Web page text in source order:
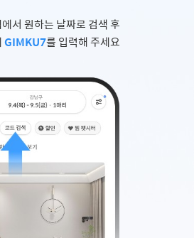
서 원하는 날짜로 검색 후
GIMKU7를 입력해 주세요